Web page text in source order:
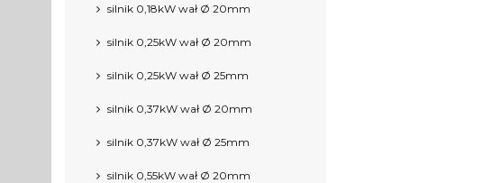
silnik 0,18kW wał Ø 20mm
silnik 0,25kW wał Ø 20mm
silnik 0,25kW wał Ø 25mm
silnik 0,37kW wał Ø 20mm
silnik 0,37kW wał Ø 25mm
silnik 0,55kW wał Ø 20mm